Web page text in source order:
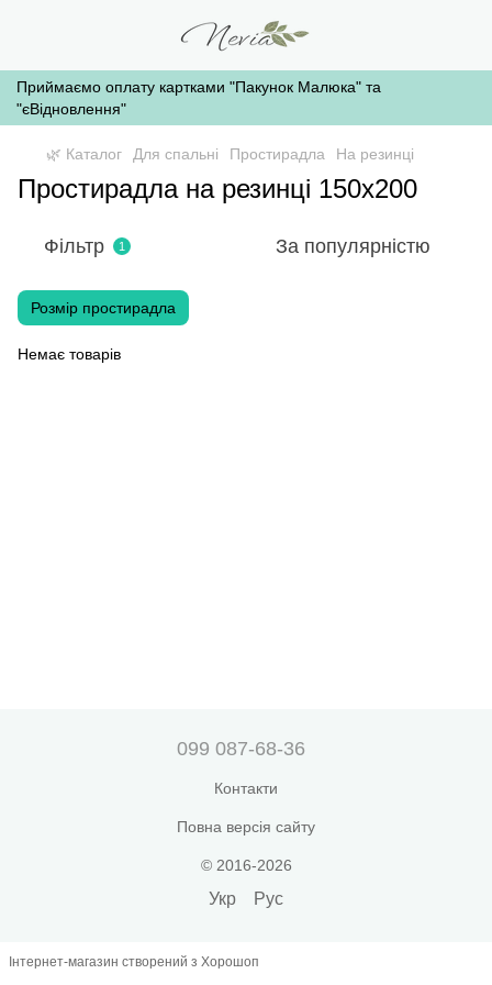
Приймаємо оплату картками "Пакунок Малюка" та
"єВідновлення"
🌿 Каталог Для спальні Простирадла На резинці
Простирадла на резинці 150х200
Фільтр 1 За популярністю
Розмір простирадла
Немає товарів
099 087-68-36
Контакти
Повна версія сайту
© 2016-2026
Укр Рус
Інтернет-магазин створений з Хорошоп